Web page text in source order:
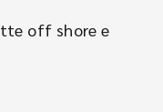
off shore e